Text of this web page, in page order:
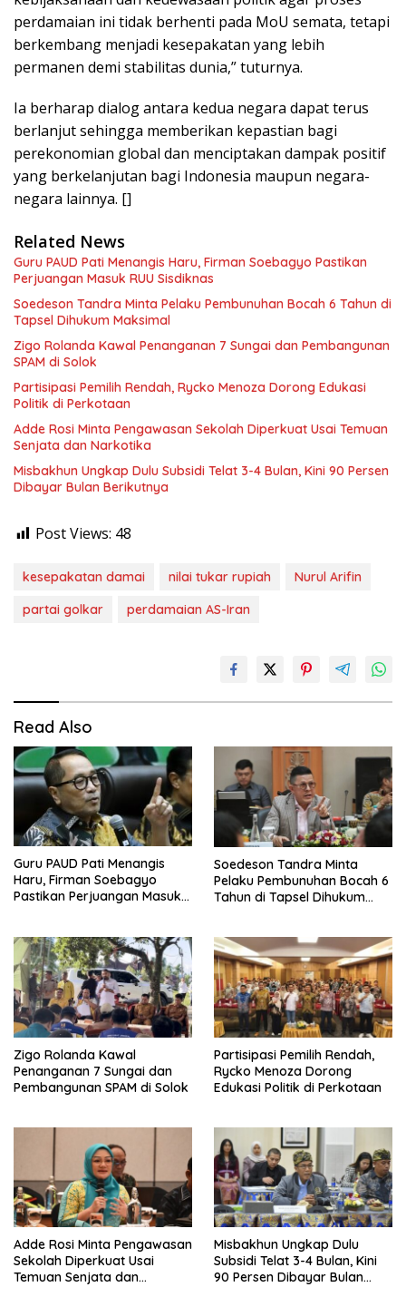
perdamaian ini tidak berhenti pada MoU semata, tetapi
berkembang menjadi kesepakatan yang lebih
permanen demi stabilitas dunia,” tuturnya.
Ia berharap dialog antara kedua negara dapat terus
berlanjut sehingga memberikan kepastian bagi
perekonomian global dan menciptakan dampak positif
yang berkelanjutan bagi Indonesia maupun negara-
negara lainnya. []
Related News
Guru PAUD Pati Menangis Haru, Firman Soebagyo Pastikan
Perjuangan Masuk RUU Sisdiknas
Soedeson Tandra Minta Pelaku Pembunuhan Bocah 6 Tahun di
Tapsel Dihukum Maksimal
Zigo Rolanda Kawal Penanganan 7 Sungai dan Pembangunan
SPAM di Solok
Partisipasi Pemilih Rendah, Rycko Menoza Dorong Edukasi
Politik di Perkotaan
Adde Rosi Minta Pengawasan Sekolah Diperkuat Usai Temuan
Senjata dan Narkotika
Misbakhun Ungkap Dulu Subsidi Telat 3-4 Bulan, Kini 90 Persen
Dibayar Bulan Berikutnya
Post Views: 48
kesepakatan damai nilai tukar rupiah
Nurul Arifin
partai golkar
perdamaian AS-Iran
Read Also
Guru PAUD Pati Menangis
Haru, Firman Soebagyo
Pastikan Perjuangan Masuk
Soedeson Tandra Minta
Pelaku Pembunuhan Bocah 6
Tahun di Tapsel Dihukum
Zigo Rolanda Kawal
Penanganan 7 Sungai dan
Pembangunan SPAM di Solok
Partisipasi Pemilih Rendah,
Rycko Menoza Dorong
Edukasi Politik di Perkotaan
Adde Rosi Minta Pengawasan
Sekolah Diperkuat Usai
Temuan Senjata dan
Misbakhun Ungkap Dulu
Subsidi Telat 3-4 Bulan, Kini
90 Persen Dibayar Bulan